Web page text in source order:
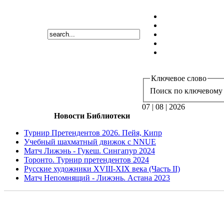
Ключевое слово
Поиск по ключевому
07 | 08 | 2026
Новости Библиотеки
Турнир Претендентов 2026. Пейя, Кипр
Учебный шахматный движок с NNUE
Матч Лижэнь - Гукеш. Сингапур 2024
Торонто. Турнир претендентов 2024
Русские художники XVIII-XIX века (Часть II)
Матч Непомнящий - Лижэнь. Астана 2023